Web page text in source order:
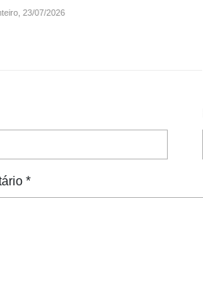
23/07/2026
*